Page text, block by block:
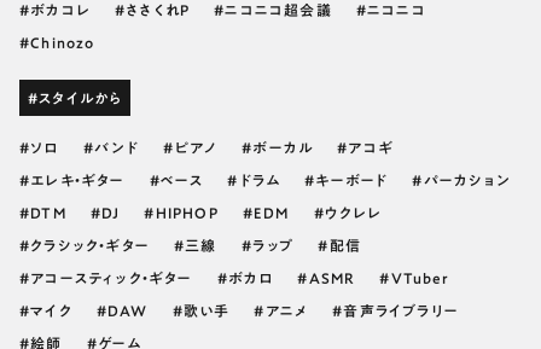
ボカコレ ささくれP ニコニコ超会議 ニコニコ
Chinozo
#スタイルから
ソロ バンド ピアノ ボーカル アコギ
エレキ・ギター ベース ドラム キーボード パーカション
DTM DJ HIPHOP EDM ウクレレ
クラシック・ギター 三線 ラップ 配信
アコースティック・ギター ボカロ ASMR VTuber
マイク DAW 歌い手 アニメ 音声ライブラリー
絵師 ゲーム